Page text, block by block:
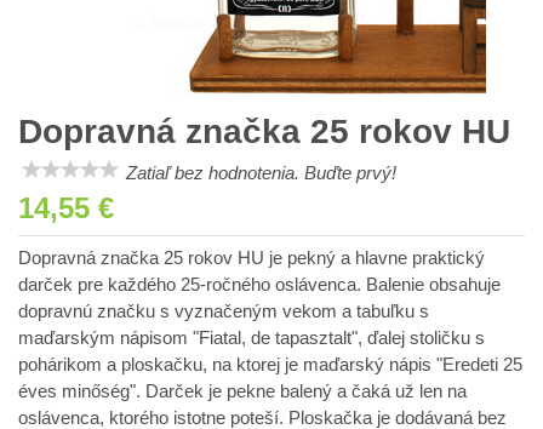
Dopravná značka 25 rokov HU
Zatiaľ bez hodnotenia. Buďte prvý!
14,55 €
Dopravná značka 25 rokov HU je pekný a hlavne praktický
darček pre každého 25-ročného oslávenca. Balenie obsahuje
dopravnú značku s vyznačeným vekom a tabuľku s
maďarským nápisom "Fiatal, de tapasztalt", ďalej stoličku s
pohárikom a ploskačku, na ktorej je maďarský nápis "Eredeti 25
éves minőség". Darček je pekne balený a čaká už len na
oslávenca, ktorého istotne poteší. Ploskačka je dodávaná bez